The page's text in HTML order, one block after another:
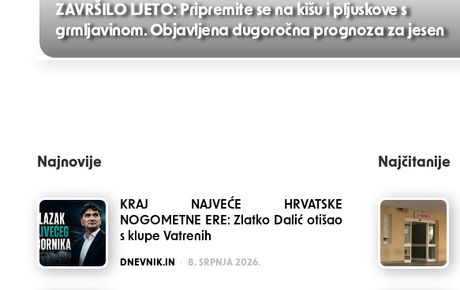
Post
ZAVRŠILO LJETO: Pripremite se na kišu i pljuskove s
grmljavinom. Objavljena dugoročna prognoza za jesen
Najnovije
KRAJ NAJVEĆE HRVATSKE
NOGOMETNE ERE: Zlatko Dalić otišao
s klupe Vatrenih
POSTED
DNEVNIK.IN 8. SRPNJA 2026.
Najčitanije